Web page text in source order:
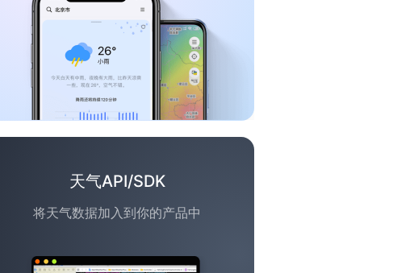
天气API/SDK
将天气数据加入到你的产品中